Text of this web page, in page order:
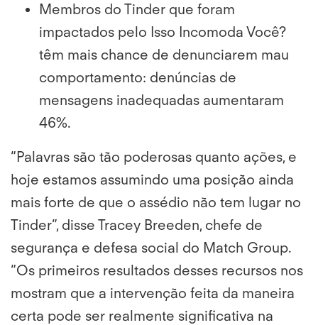
Membros do Tinder que foram
impactados pelo Isso Incomoda Você?
têm mais chance de denunciarem mau
comportamento: denúncias de
mensagens inadequadas aumentaram
46%.
“Palavras são tão poderosas quanto ações, e
hoje estamos assumindo uma posição ainda
mais forte de que o assédio não tem lugar no
Tinder”, disse Tracey Breeden, chefe de
segurança e defesa social do Match Group.
“Os primeiros resultados desses recursos nos
mostram que a intervenção feita da maneira
certa pode ser realmente significativa na